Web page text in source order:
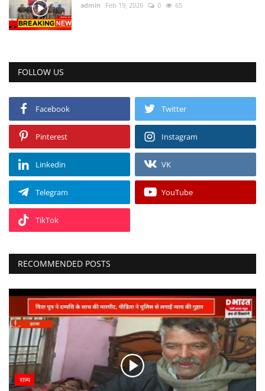
admin Feb 19, 2026 0 65
FOLLOW US
Facebook Twitter
Pinterest Instagram
Linkedin VK
Telegram YouTube
TikTok
RECOMMENDED POSTS
राज्य